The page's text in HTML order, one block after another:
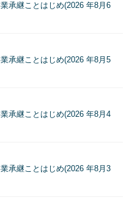
承継ことはじめ(2026 年8月6
承継ことはじめ(2026 年8月5
承継ことはじめ(2026 年8月4
承継ことはじめ(2026 年8月3